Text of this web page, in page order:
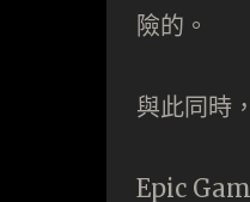
險的。
與此同時，
Epic